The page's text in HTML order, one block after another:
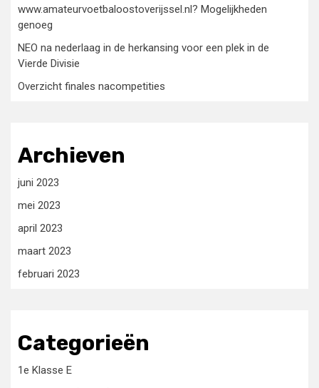
www.amateurvoetbaloostoverijssel.nl? Mogelijkheden
genoeg
NEO na nederlaag in de herkansing voor een plek in de
Vierde Divisie
Overzicht finales nacompetities
Archieven
juni 2023
mei 2023
april 2023
maart 2023
februari 2023
Categorieën
1e Klasse E